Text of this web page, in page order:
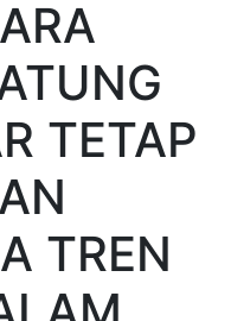
TETAP
TREN